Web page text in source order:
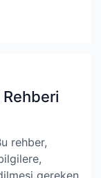
rehber,
gereken